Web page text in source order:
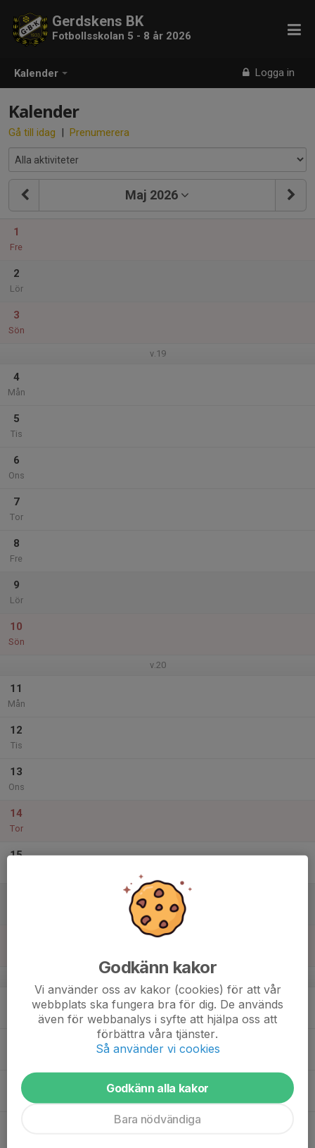
Kalender Logga in
Gerdskens BK
Fotbollsskolan 5 - 8 år 2026
Kalender
Gå till idag | Prenumerera
Maj 2026
1
Fre
2
Lör
3
Sön
v.19
4
Mån
5
Tis
6
Ons
7
Tor
8
Fre
9
Lör
10
Sön
v.20
11
Mån
12
Tis
13
Ons
14
Tor
15
v.21
20
Ons
Godkänn kakor
Vi använder oss av kakor (cookies) för att vår
webbplats ska fungera bra för dig. De används
även för webbanalys i syfte att hjälpa oss att
förbättra våra tjänster.
Så använder vi cookies
Godkänn alla kakor
Bara nödvändiga